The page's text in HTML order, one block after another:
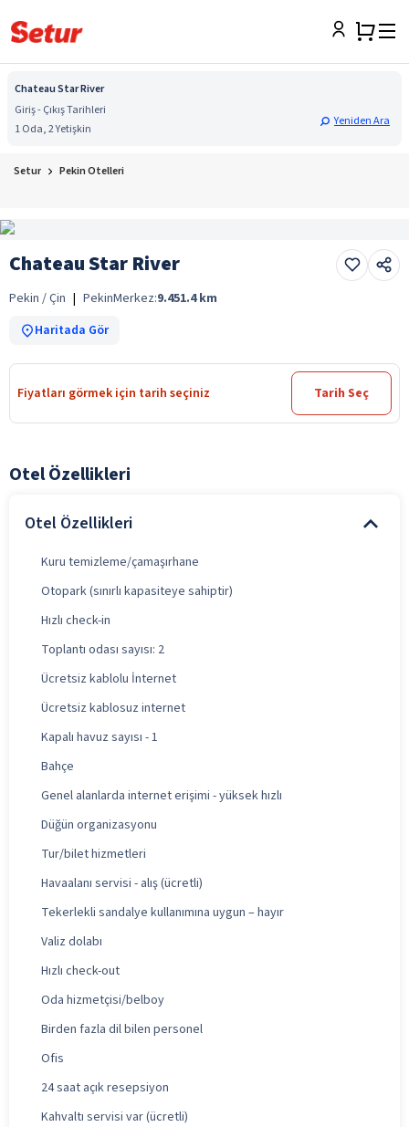
Chateau Star River
Giriş - Çıkış Tarihleri
1 Oda, 2 Yetişkin
Yeniden Ara
Setur Pekin Otelleri
Chateau Star River
Pekin / Çin | PekinMerkez:9.451.4 km
Haritada Gör
Fiyatları görmek için tarih seçiniz Tarih Seç
Otel Özellikleri
Otel Özellikleri
Kuru temizleme/çamaşırhane
Otopark (sınırlı kapasiteye sahiptir)
Hızlı check-in
Toplantı odası sayısı: 2
Ücretsiz kablolu İnternet
Ücretsiz kablosuz internet
Kapalı havuz sayısı - 1
Bahçe
Genel alanlarda internet erişimi - yüksek hızlı
Düğün organizasyonu
Tur/bilet hizmetleri
Havaalanı servisi - alış (ücretli)
Tekerlekli sandalye kullanımına uygun – hayır
Valiz dolabı
Hızlı check-out
Oda hizmetçisi/belboy
Birden fazla dil bilen personel
Ofis
24 saat açık resepsiyon
Kahvaltı servisi var (ücretli)